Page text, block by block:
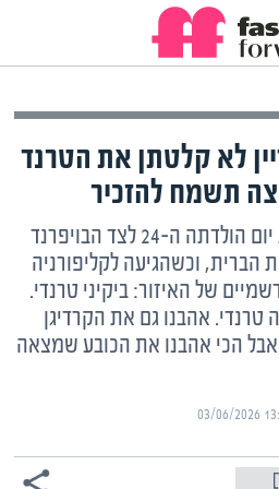
לא קלטתן את הטרנד
תשמח להזכיר
בימים אלה היא חוגגת את יום הולדתה ה-24 לצד הבויפרנד
הברית, וכשהגיעה לקליפורניה
של האיזור: ביקיני טרנדי.
טרנדי. אהבנו גם את הקרדיגן
הכי אהבנו את הכובע שמצאה